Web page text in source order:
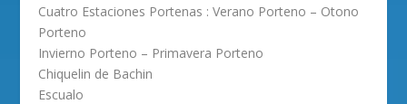
Cuatro Estaciones Portenas : Verano Porteno – Otono
Porteno
Invierno Porteno – Primavera Porteno
Chiquelin de Bachin
Escualo